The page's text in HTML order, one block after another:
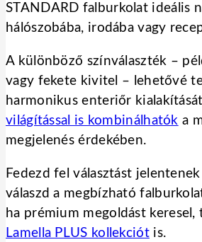
STANDARD falburkolat ideális
hálószobába, irodába vagy
A különböző színválaszték –
vagy fekete kivitel – lehetővé
harmonikus enteriőr
világítással is kombinálhatók a
megjelenés érdekében.
Fedezd fel választást
válaszd a megbízható
ha prémium megoldást keresel,
Lamella PLUS kollekciótis.